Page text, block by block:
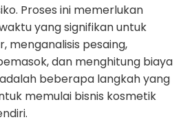
Proses ini memerlukan
yang signifikan untuk
menganalisis pesaing,
dan menghitung biaya
beberapa langkah yang
memulai bisnis kosmetik